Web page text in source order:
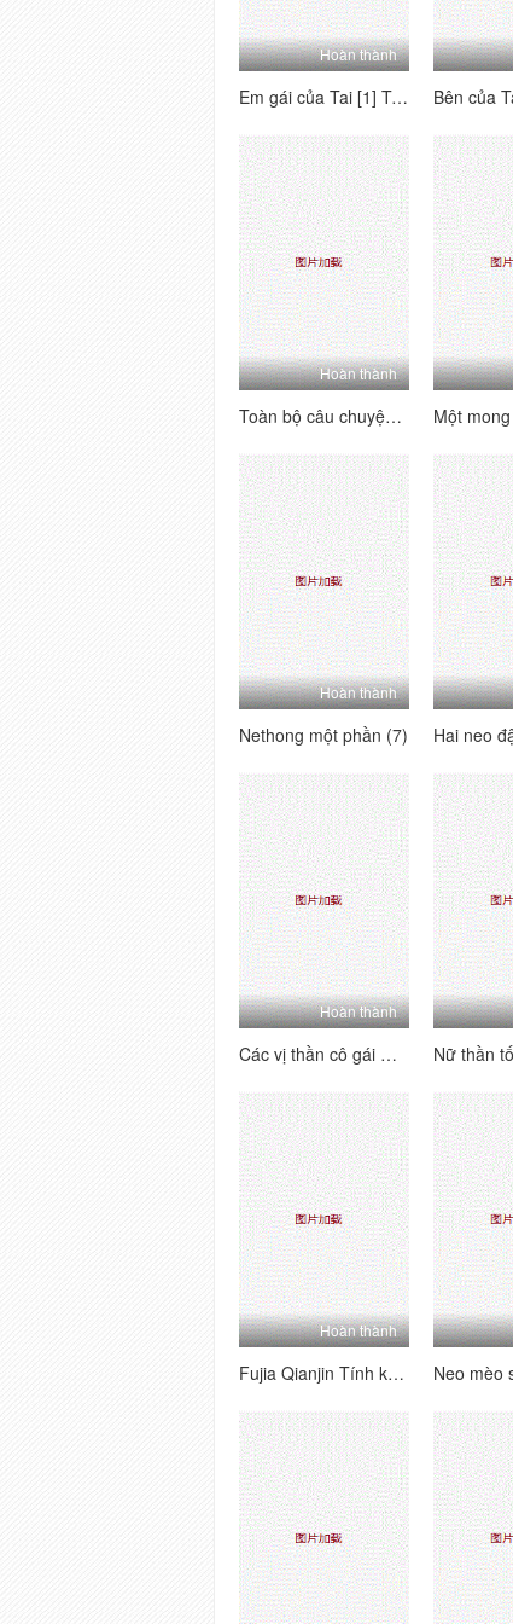
Hoàn thành
Em gái của Tai [1] Tôi nghĩ về người mẫu này - Tôi mong chờ nó, đó là một món đồ hoàn hảo, quan hệ tình dục qua đường hậu môn, đánh hơi và phát ra các từ!
Hoàn thành
Toàn bộ câu chuyện về sự hồi hộp hài hước của một người bạn 3p [1] ấm lòng, thở dài, đĩ và đĩ
Hoàn thành
Nethong một phần (7)
Hoàn thành
Các vị thần cô gái mới tốt nhất muốn muốn bố giữ mật khẩu mật khẩu phúc lợi trực tiếp quy mô lớn Cắm lỗ hồng DC White Pulp 10 giờ (6)
Hoàn thành
Fujia Qianjin Tính khí nhỏ Em gái Sweety Sữa giá cao Nhà vớ lụa Quần ding nôn mửa máu cám dỗ 202006302 (2)